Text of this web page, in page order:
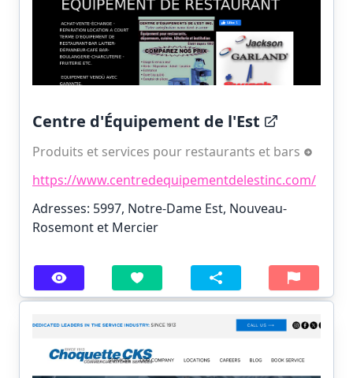
Centre d'Équipement de l'Est
Produits et services pour restaurants et bars
https://www.centredequipementdelestinc.com/
Adresses: 5997, Notre-Dame Est, Nouveau-
Rosemont et Mercier